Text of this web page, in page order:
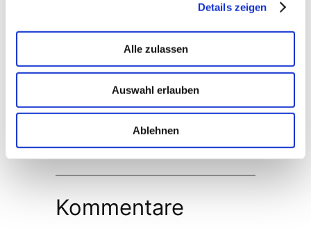
Details zeigen
Alle zulassen
Auswahl erlauben
Ablehnen
Womit können wir behilflich sein?
Kommentare